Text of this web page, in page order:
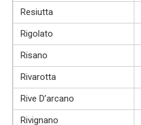
Resiutta
Rigolato
Risano
Rivarotta
Rive D’arcano
Rivignano